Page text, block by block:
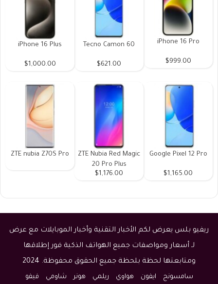
iPhone 16 Pro
$999.00
Tecno Camon 60
$621.00
iPhone 16 Plus
$1,000.00
Google Pixel 12 Pro
$1,165.00
ZTE Nubia Red Magic
20 Pro Plus
$1,176.00
ZTE nubia Z70S Pro
ريفيو بلس يعرض لكم الأخبار التقنية وأخبار الموبايلات مع عرض
لـ أسعار ومواصفات جميع الهواتف الذكية فور إطلاقها
ومتابعتها لحظة بلحظة جميع الحقوق محفوظة. 2024
سامسونج ايفون هواوي ريلمي هونر شاومي فيفو